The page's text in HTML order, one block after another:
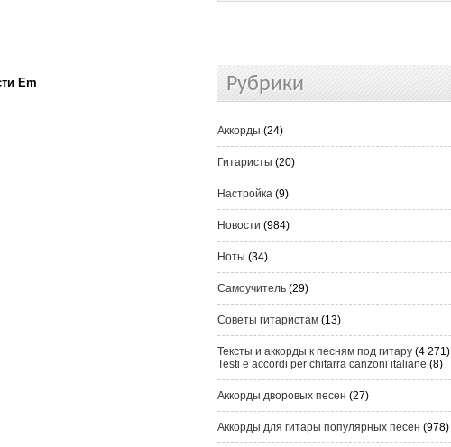
Em Рубрики
Аккорды (24)
Гитаристы (20)
Настройка (9)
Новости (984)
Ноты (34)
Самоучитель (29)
Советы гитаристам (13)
Тексты и аккорды к песням под гитару (4 271)
Testi e accordi per chitarra canzoni italiane (8)
Аккорды дворовых песен (27)
Аккорды для гитары популярных песен (978)